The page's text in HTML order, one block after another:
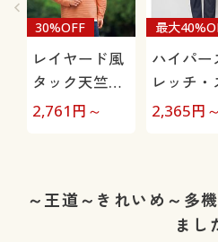
レイヤード風
タック天竺カ
ットソー(長
30%OFF
2,761 円～
ハイパー
レッチ・
レートシ
最大
2,365円～
～王道～きれいめ～多
まし